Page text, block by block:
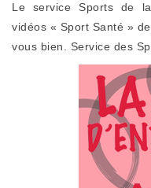
Le service Sports de
vidéos « Sport Santé »
vous bien. Service des